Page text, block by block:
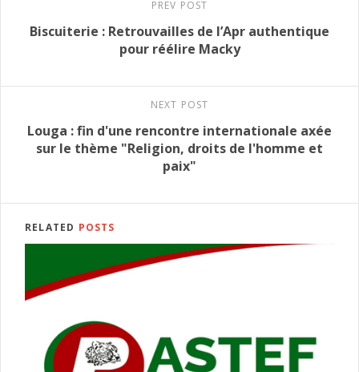
PREV POST
Biscuiterie : Retrouvailles de l’Apr authentique
pour réélire Macky
NEXT POST
Louga : fin d'une rencontre internationale axée
sur le thème "Religion, droits de l'homme et
paix"
RELATED POSTS